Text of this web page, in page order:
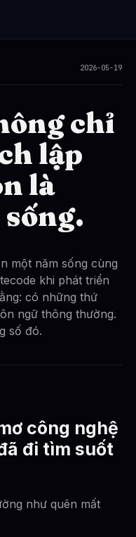
2026-05-19
chỉ
lập
là
một năm sống cùng
khi phát triển
có những thứ
ngữ thông thường.
số đó.
công nghệ
đi tìm suốt
như quên mất